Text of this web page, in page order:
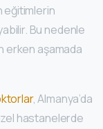
eğitimlerin
Bu nedenle
erken aşamada
, Almanya’da
hastanelerde